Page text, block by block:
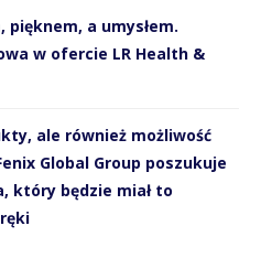
a umysłem.
w ofercie LR Health &
ale również możliwość
Global Group poszukuje
który będzie miał to